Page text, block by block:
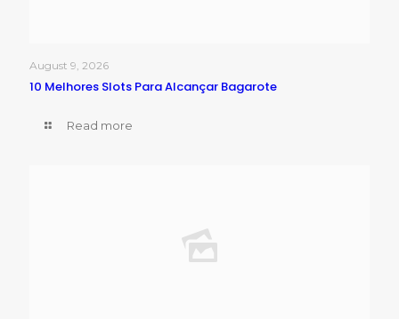
August 9, 2026
10 Melhores Slots Para Alcançar Bagarote
Read more